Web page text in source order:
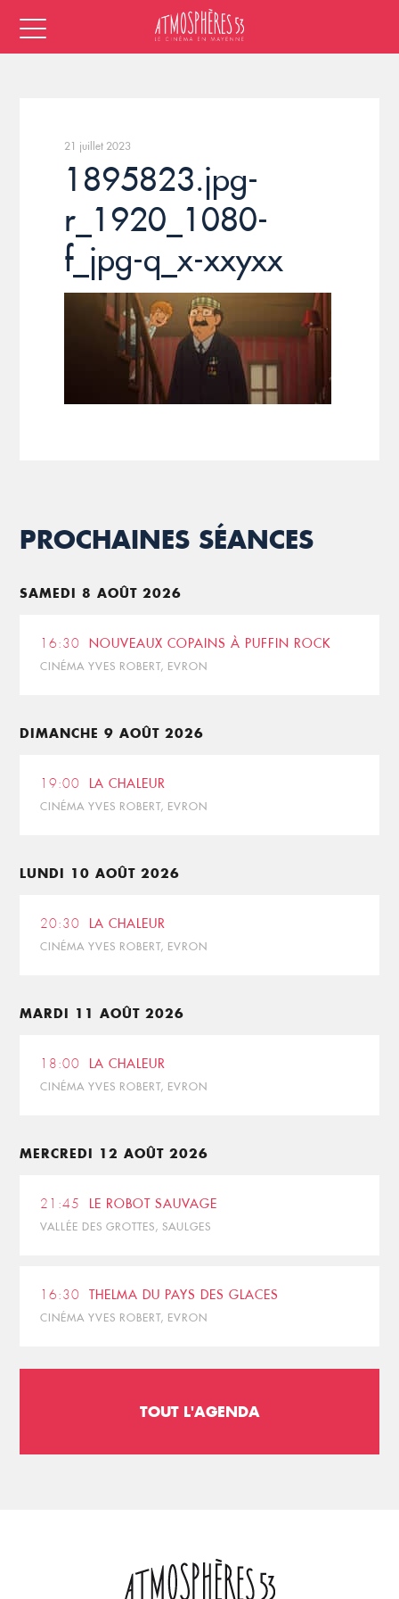
21 juillet 2023
1895823.jpg-
r_1920_1080-
f_jpg-q_x-xxyxx
PROCHAINES SÉANCES
SAMEDI 8 AOÛT 2026
16:30 NOUVEAUX COPAINS À PUFFIN ROCK
CINÉMA YVES ROBERT, EVRON
DIMANCHE 9 AOÛT 2026
19:00 LA CHALEUR
CINÉMA YVES ROBERT, EVRON
LUNDI 10 AOÛT 2026
20:30 LA CHALEUR
CINÉMA YVES ROBERT, EVRON
MARDI 11 AOÛT 2026
18:00 LA CHALEUR
CINÉMA YVES ROBERT, EVRON
MERCREDI 12 AOÛT 2026
21:45 LE ROBOT SAUVAGE
VALLÉE DES GROTTES, SAULGES
16:30 THELMA DU PAYS DES GLACES
CINÉMA YVES ROBERT, EVRON
TOUT L'AGENDA